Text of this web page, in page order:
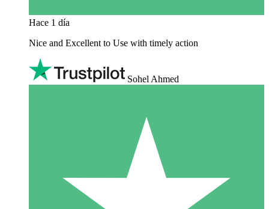
Hace 1 día
Nice and Excellent to Use with timely action
Sohel Ahmed